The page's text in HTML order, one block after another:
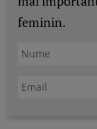
feminin.